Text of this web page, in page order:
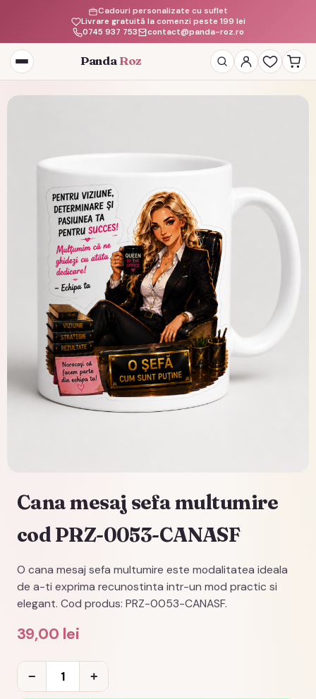
Livrare gratuită la comenzi peste 199 lei
Cadouri personalizate cu suflet
0745 937 753
contact@panda-roz.ro
Deschide
meniul
Panda Roz
Cana mesaj sefa multumire
cod PRZ-0053-CANASF
O cana mesaj sefa multumire este modalitatea ideala
de a-ti exprima recunostinta intr-un mod practic si
elegant. Cod produs: PRZ-0053-CANASF.
39,00 lei
−
Cantitate
Cana
+